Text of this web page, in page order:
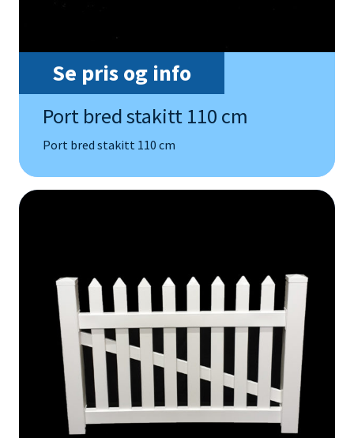
Se pris og info
Port bred stakitt 110 cm
Port bred stakitt 110 cm